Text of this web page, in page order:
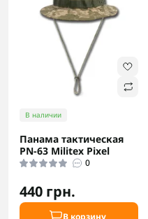
В наличии
Панама тактическая
PN-63 Militex Pixel
0
440 грн.
В корзину